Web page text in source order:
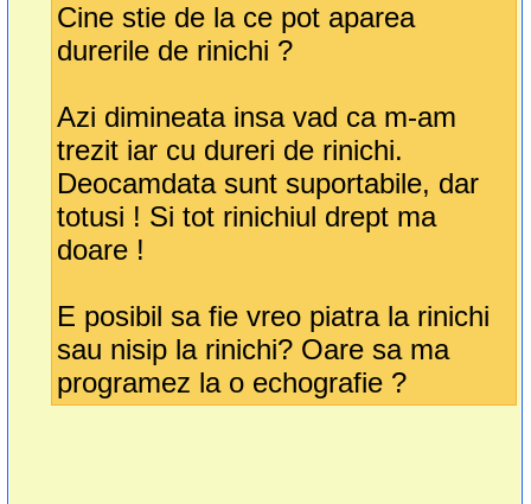
Cine stie de la ce pot aparea
durerile de rinichi ?
Azi dimineata insa vad ca m-am
trezit iar cu dureri de rinichi.
Deocamdata sunt suportabile, dar
totusi ! Si tot rinichiul drept ma
doare !
E posibil sa fie vreo piatra la rinichi
sau nisip la rinichi? Oare sa ma
programez la o echografie ?